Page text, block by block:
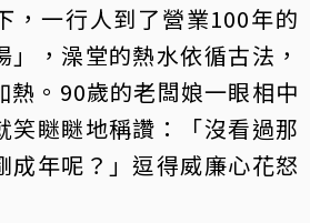
，一行人到了營業100年的
，澡堂的熱水依循古法，
熱。90歲的老闆娘一眼相中
笑瞇瞇地稱讚：「沒看過那
成年呢？」逗得威廉心花怒